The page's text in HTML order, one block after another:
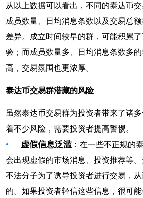
从以上数据可以看出，不同的泰达币
成员数量、日均消息条数以及交易总
差异。成立时间较早的群，可能积累
验；而成员数量多、日均消息条数多
高，交易氛围也更浓厚。
泰达币交易群潜藏的风险
虽然泰达币交易群为投资者带来了诸
着不少风险，需要投资者提高警惕。
• 虚假信息泛滥：在一些不正规的
会出现虚假的市场消息、投资推荐等
不法分子为了诱导投资者进行交易，
的。如果投资者轻信这些信息，很可能